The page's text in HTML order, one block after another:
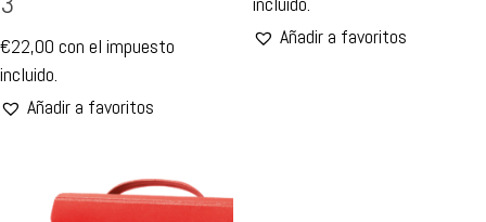
€22,00 con el impuesto
incluido.
Añadir a favoritos
Añadir a favoritos